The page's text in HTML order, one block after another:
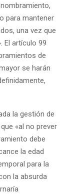
para mantener
una vez que
El artículo 99
de
se harán
la gestión de
«al no prever
debe
la edad
para la
la absurda